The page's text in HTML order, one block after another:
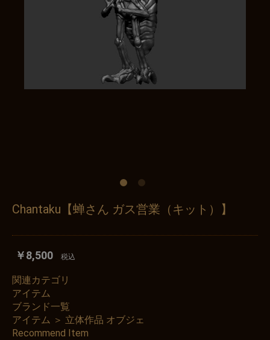
Chantaku【蝉さん ガス営業（キット）】
￥8,500 税込
関連カテゴリ
アイテム
ブランド一覧
アイテム ＞ 立体作品 オブジェ
Recommend Item